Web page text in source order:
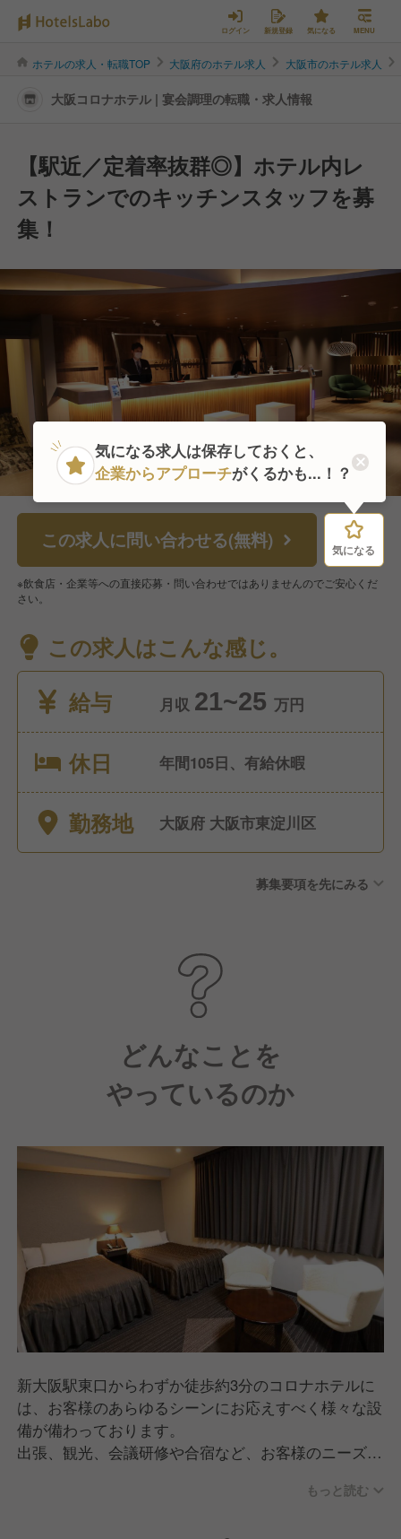
ログイン 新規登録 気になる MENU
ホテルの求人・転職TOP 大阪府のホテル求人 大阪市のホテル求人
大阪コロナホテル | 宴会調理の転職・求人情報
【駅近／定着率抜群◎】ホテル内レ
ストランでのキッチンスタッフを募
集！
この求人に問い合わせる(無料) 気になる
※飲食店・企業等への直接応募・問い合わせではありませんのでご安心くだ
さい。
この求人はこんな感じ。
給与
月収 21~25 万円
休日 年間105日、有給休暇
勤務地 大阪府 大阪市東淀川区
募集要項を先にみる
どんなことを
やっているのか
新大阪駅東口からわずか徒歩約3分のコロナホテルに
は、お客様のあらゆるシーンにお応えすべく様々な設
備が備わっております。
出張、観光、会議研修や合宿など、お客様のニーズに
もっと読む
気になる
気になる求人は保存しておくと、
企業からアプローチがくるかも...！？